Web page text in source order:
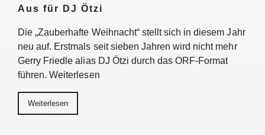
Aus für DJ Ötzi
Die „Zauberhafte Weihnacht“ stellt sich in diesem Jahr
neu auf. Erstmals seit sieben Jahren wird nicht mehr
Gerry Friedle alias DJ Ötzi durch das ORF-Format
führen. Weiterlesen
Weiterlesen